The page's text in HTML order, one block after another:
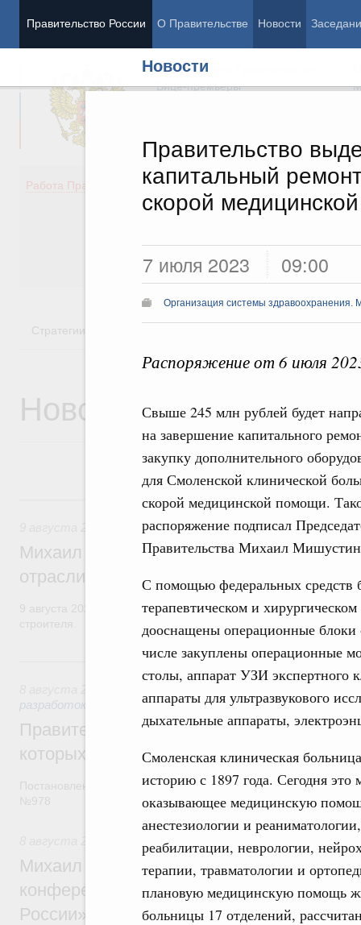
Правительство России О Правительстве Новости
Новости
Правительство
капитальный
скорой
7 июля 2023 09:00
Организация системы здравоохранения.
Распоряжение от 6 июля
Свыше 245 млн рублей будет
на завершение капитального
закупку дополнительного
для Смоленской клинической
скорой медицинской помощи.
распоряжение подписал
Правительства Михаил
С помощью федеральных средств
терапевтическом и
дооснащены операционные блоки
числе закуплены операционные
столы, аппарат УЗИ экспертного
аппараты для ультразвукового
дыхательные аппараты,
Смоленская клиническая
историю с 1897 года. Сегодня
оказывающее медицинскую
анестезиологии и
реабилитации, неврологии,
терапии, травматологии и
плановую медицинскую помощь
больницы 17 отделений,
Председатель Правительства
Вице-премьеры
Работа Правительства
Демография
Здоровье
Образование
Государство
Стратегии
Новости
9 августа, воскресенье
Регулирование в сфере строительства
Михаил Мишустин поздравил
отрасли с профессиональным
9 августа 2026 года отмечается профессиональный праздник
8 августа, суббота
разработок
Правительство расширило перечень
которых освобождаются от НДФЛ
Постановление от 5 августа 2026 года
Отрасль информационных технологий
Михаил Мишустин дал поручения по
конференции «Цифровая индустрия
России»